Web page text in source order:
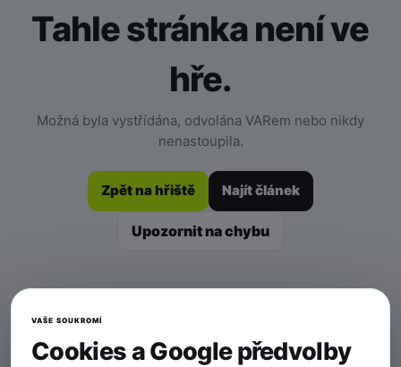
Tahle stránka není ve
hře.
Možná byla vystřídána, odvolána VARem nebo nikdy
nenastoupila.
Zpět na hřiště Najít článek
Upozornit na chybu
VAŠE SOUKROMÍ
Cookies a Google předvolby